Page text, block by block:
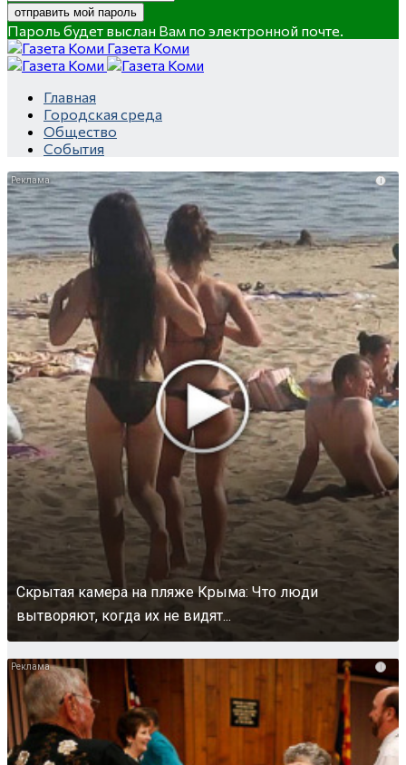
Пароль будет выслан Вам по электронной почте.
Газета Коми
Главная
Городская среда
Общество
События
i
Скрытая камера на пляже Крыма: Что люди
вытворяют, когда их не видят...
i